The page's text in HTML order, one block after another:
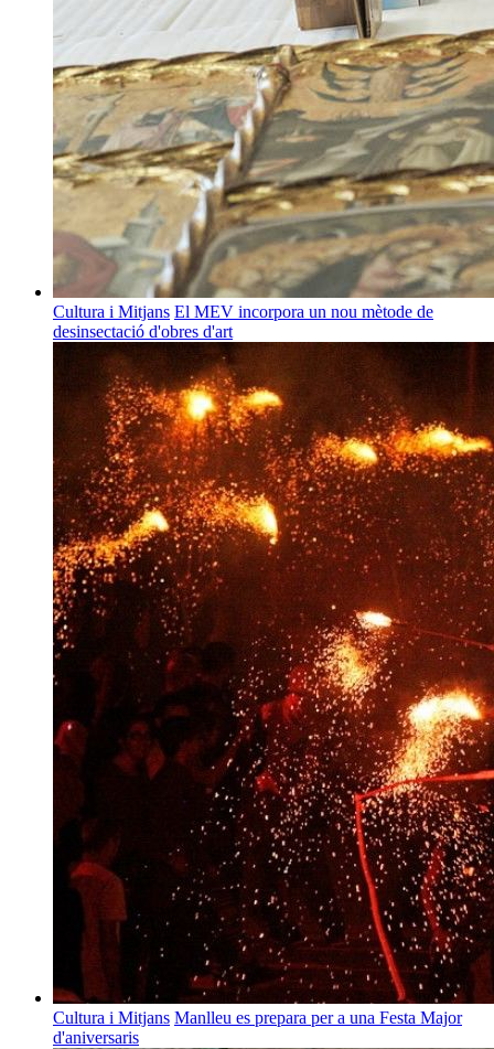
Cultura i Mitjans El MEV incorpora un nou mètode de
desinsectació d'obres d'art
Cultura i Mitjans Manlleu es prepara per a una Festa Major
d'aniversaris